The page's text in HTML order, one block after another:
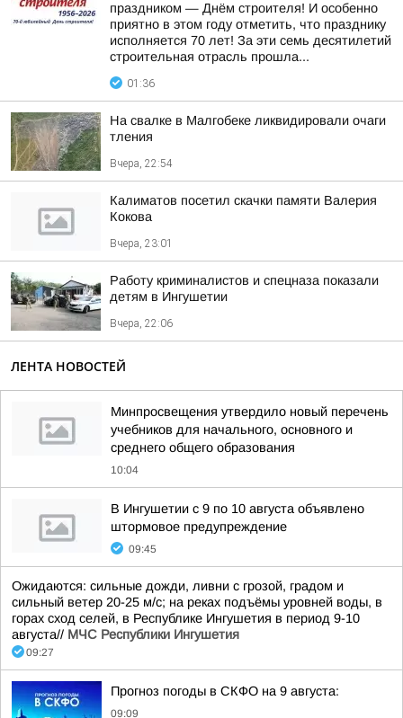
праздником — Днём строителя! И особенно
приятно в этом году отметить, что празднику
исполняется 70 лет! За эти семь десятилетий
строительная отрасль прошла...
01:36
На свалке в Малгобеке ликвидировали очаги
тления
Вчера, 22:54
Калиматов посетил скачки памяти Валерия
Кокова
Вчера, 23:01
Работу криминалистов и спецназа показали
детям в Ингушетии
Вчера, 22:06
ЛЕНТА НОВОСТЕЙ
Минпросвещения утвердило новый перечень
учебников для начального, основного и
среднего общего образования
10:04
В Ингушетии с 9 по 10 августа объявлено
штормовое предупреждение
09:45
Ожидаются: сильные дожди, ливни с грозой, градом и
сильный ветер 20-25 м/с; на реках подъёмы уровней воды, в
горах сход селей, в Республике Ингушетия в период 9-10
августа// МЧС Республики Ингушетия
09:27
Прогноз погоды в СКФО на 9 августа:
09:09